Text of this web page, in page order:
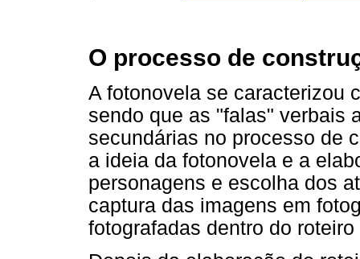
O processo de
A fotonovela se caracterizou
sendo que as "falas" verbais
secundárias no processo de
a ideia da fotonovela e a
personagens e escolha dos
captura das imagens em
fotografadas dentro do